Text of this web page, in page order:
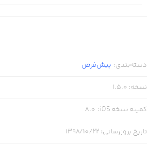
دسته‌بندی: پیش‌فرض
نسخه:
1.5.0
کمینه نسخه iOS :
8.0
تاریخ بروزرسانی: ۱۳۹۸/۱۰/۲۲